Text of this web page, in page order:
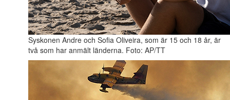
Syskonen Andre och Sofia Oliveira, som är 15 och 18 år, är
två som har anmält länderna. Foto: AP/TT